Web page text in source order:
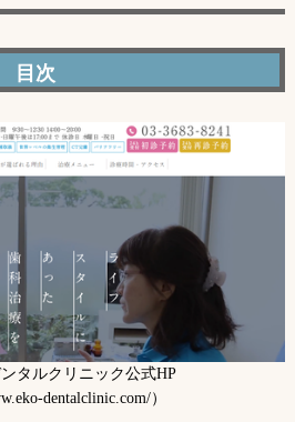
考えるデンタルクリニック
の診療メニュー・費用
クの医師
の特徴まとめ
タルクリニック公式HP
dentalclinic.com/）